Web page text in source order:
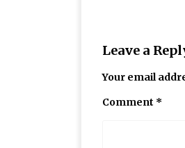
Leave a
Your email
Comment *